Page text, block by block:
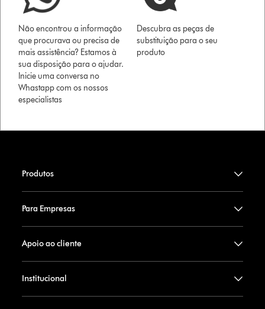
Não encontrou a informação
que procurava ou precisa de
mais assistência? Estamos à
sua disposição para o ajudar.
Inicie uma conversa no
Whastapp com os nossos
especialistas
Descubra as peças de
substituição para o seu
produto
Produtos
Para Empresas
Apoio ao cliente
Institucional